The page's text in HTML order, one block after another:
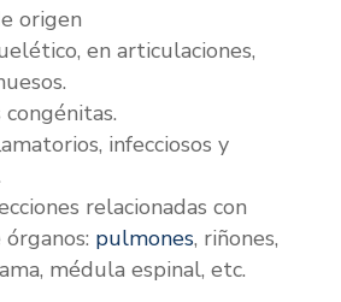
origen
en articulaciones,
infecciosos y
relacionadas con
pulmones, riñones,
médula espinal, etc.